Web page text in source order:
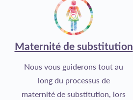
Maternité de substitution
Nous vous guiderons tout au
long du processus de
maternité de substitution, lors